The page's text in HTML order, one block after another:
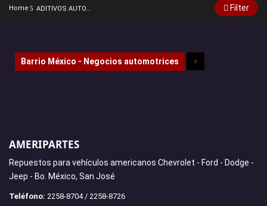
Home Filter
Barrio México - Negocios automotrices +
AMERIPARTES
Repuestos para vehículos americanos Chevrolet - Ford - Dodge -
Jeep - Bo. México, San José
Teléfono: 2258-8704 / 2258-8726